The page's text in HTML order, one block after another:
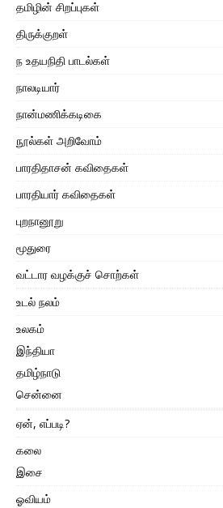
தமிழின் சிறப்புகள்
திருக்குறள்
ந உதயநிதி பாடல்கள்
நாலடியார்
நான்மணிக்கடிகை
நூல்கள் அறிவோம்
பாரதிதாசன் கவிதைகள்
பாரதியார் கவிதைகள்
புறநானூறு
மூதுரை
வட்டார வழக்குச் சொற்கள்
உடல் நலம்
உலகம்
இந்தியா
தமிழ்நாடு
சென்னை
ஏன், எப்படி?
கலை
இசை
ஓவியம்